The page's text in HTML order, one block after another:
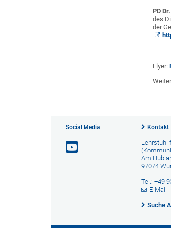
PD
des
der
Flyer:
Social Media Kontakt
Lehrstuhl
Am
97074
Tel.: +49
E-Mail
Suche